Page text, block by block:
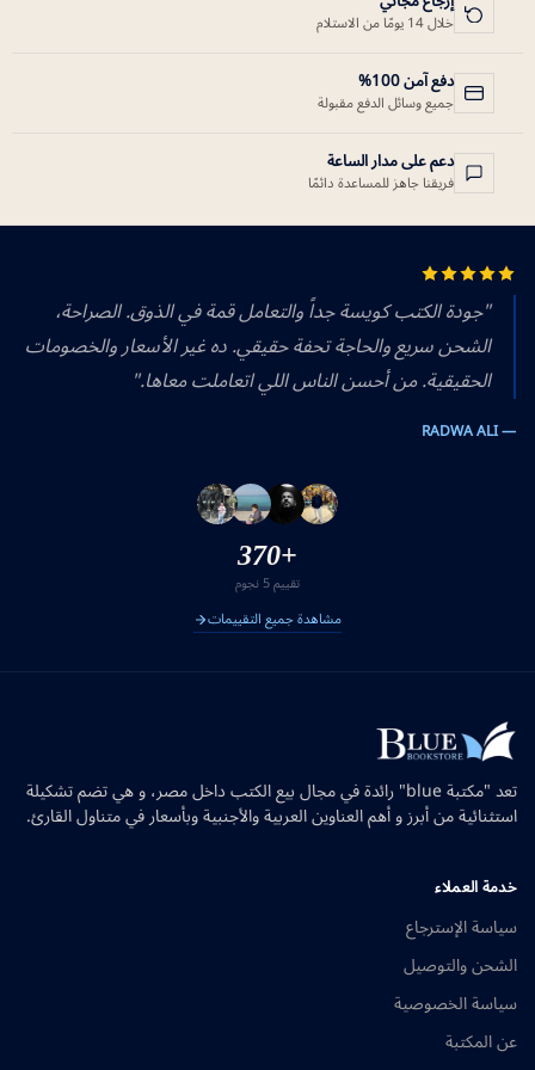
خلال 14 يومًا من الاستلام
دفع آمن 100%
جميع وسائل الدفع مقبولة
دعم على مدار الساعة
فريقنا جاهز للمساعدة دائمًا
"جودة الكتب كويسة جداً والتعامل قمة في الذوق. الصراحة،
الشحن سريع والحاجة تحفة حقيقي. ده غير الأسعار والخصومات
الحقيقية. من أحسن الناس اللي اتعاملت معاها."
— RADWA ALI
+370
تقييم 5 نجوم
مشاهدة جميع التقييمات
تعد "مكتبة blue" رائدة في مجال بيع الكتب داخل مصر، و هي تضم تشكيلة
استثنائية من أبرز و أهم العناوين العربية والأجنبية وبأسعار في متناول القارئ.
خدمة العملاء
سياسة الإسترجاع
الشحن والتوصيل
سياسة الخصوصية
عن المكتبة